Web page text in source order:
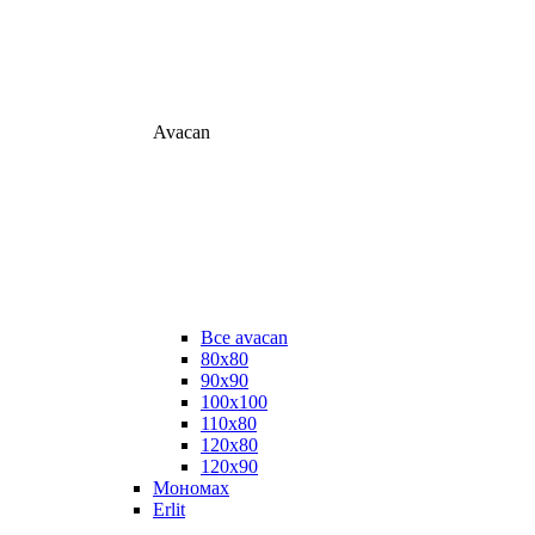
Avacan
Все avacan
80х80
90х90
100х100
110х80
120х80
120х90
Мономах
Erlit